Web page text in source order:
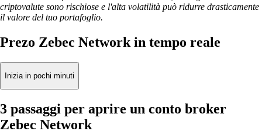
criptovalute sono rischiose e l'alta volatilità può ridurre drasticamente
il valore del tuo portafoglio.
Prezo Zebec Network in tempo reale
Inizia in pochi minuti
3 passaggi per aprire un conto broker
Zebec Network